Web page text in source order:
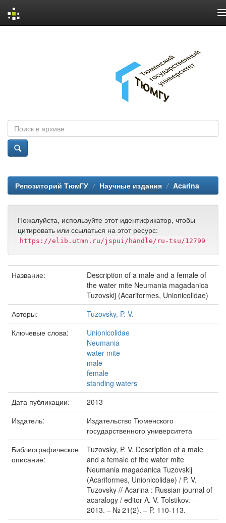
Репозиторий ТюмГУ Научные издания Acarina
Пожалуйста, используйте этот идентификатор, чтобы
цитировать или ссылаться на этот ресурс:
https://elib.utmn.ru/jspui/handle/ru-tsu/12799
Название:
Description of a male and a female of
the water mite Neumania magadanica
Tuzovskij (Acariformes, Unionicolidae)
Авторы:
Tuzovsky, P. V.
Ключевые слова:
Unionicolidae
Neumania
water mite
male
female
standing waters
Дата публикации:
2013
Издатель:
Издательство Тюменского
государственного университета
Библиографическое
описание:
Tuzovsky, P. V. Description of a male
and a female of the water mite
Neumania magadanica Tuzovskij
(Acariformes, Unionicolidae) / P. V.
Tuzovsky // Acarina : Russian journal of
acaralogy / editor A. V. Tolstikov. –
2013. – № 21(2). – P. 110-113.